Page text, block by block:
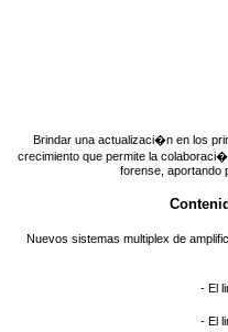
Brindar una actualizaci�n en los
crecimiento que permite la
forense, aportando
Nuevos sistemas multiplex de
- El
- El